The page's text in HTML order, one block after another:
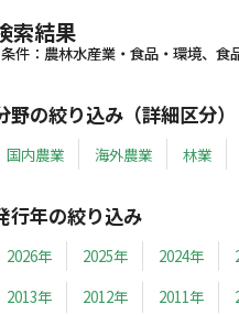
索結果
件：農林水産業・食品・環境、
野の絞り込み（詳細区分）
国内農業 海外農業 林業
行年の絞り込み
2026年 2025年 2024年
2013年
2012年 2011年